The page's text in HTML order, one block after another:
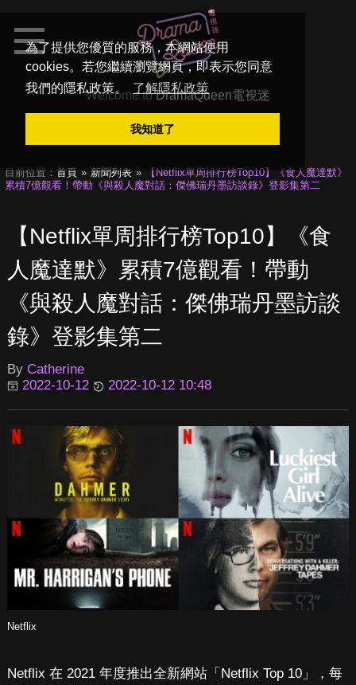
為了提供您優質的服務，本網站使用
cookies。若您繼續瀏覽網頁，即表示您同意
我們的隱私政策。
了解隱私政策
我知道了
Welcome toDramaQueen電視迷
目前位置： 首頁 新聞列表
【Netflix單周排行榜Top10】《食人魔達默》
累積7億觀看！帶動《與殺人魔對話：傑佛瑞丹墨訪談錄》登影集第二
【Netflix單周排行榜Top10】《食
人魔達默》累積7億觀看！帶動
《與殺人魔對話：傑佛瑞丹墨訪談
錄》登影集第二
By Catherine
2022-10-12
2022-10-12 10:48
Netflix
Netflix 在 2021 年度推出全新網站「Netflix Top 10」，每